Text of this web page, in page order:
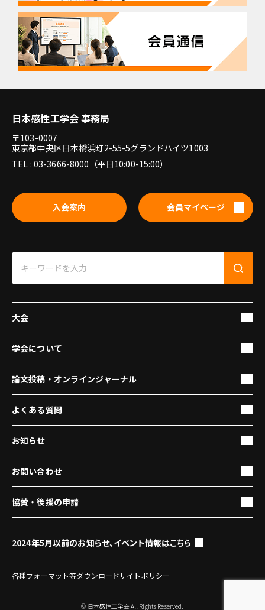
日本感性工学会 事務局
〒103-0007
東京都中央区日本橋浜町2-55-5グランドハイツ1003
TEL : 03-3666-8000（平日10:00-15:00）
入会案内 会員マイページ
大会
学会について
論文投稿・オンラインジャーナル
よくある質問
お知らせ
お問い合わせ
協賛・後援の申請
2024年5月以前のお知らせ、イベント情報はこちら
各種フォーマット等ダウンロードサイトポリシー
© 日本感性工学会 All Rights Reserved.